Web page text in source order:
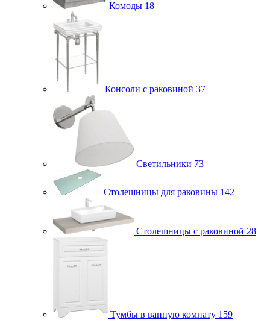
Комоды 18
Консоли с раковиной 37
Светильники 73
Столешницы для раковины 142
Столешницы с раковиной 28
Тумбы в ванную комнату 159